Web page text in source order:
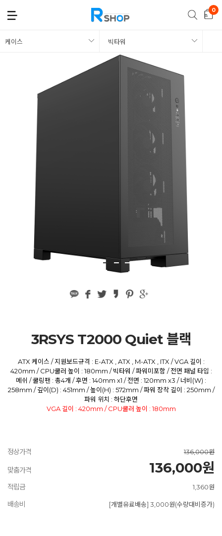
케이스 빅타워
3RSYS T2000 Quiet 블랙
ATX 케이스 / 지원보드규격 : E-ATX , ATX , M-ATX , ITX / VGA 길이 :
420mm / CPU쿨러 높이 : 180mm / 빅타워 / 파워미포함 / 전면 패널 타입 :
메쉬 / 쿨링팬 : 총4개 / 후면 : 140mm x1 / 전면 : 120mm x3 / 너비(W) :
258mm / 깊이(D) : 451mm / 높이(H) : 572mm / 파워 장착 길이 : 250mm /
파워 위치 : 하단후면
VGA 길이 : 420mm / CPU쿨러 높이 : 180mm
정상가격 136,000원
맞춤가격 136,000원
적립금 1,360원
배송비 [개별유료배송] 3,000원(수량대비증가)